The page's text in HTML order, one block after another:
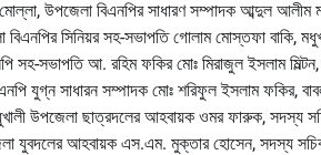
উপজেলা বিএনপির সাধারণ সম্পাদক আব্দুল
সিনিয়র সহ-সভাপতি গোলাম মোস্তফা বাকি,
সহ-সভাপতি আ. রহিম ফকির মোঃ মিরাজুল ইসলাম
যুগ্ন সাধারন সম্পাদক মোঃ শরিফুল ইসলাম ফকির,
উপজেলা ছাত্রদলের আহবায়ক ওমর ফারুক, সদস্য
যুবদলের আহবায়ক এস.এম. মুক্তার হোসেন, সদস্য